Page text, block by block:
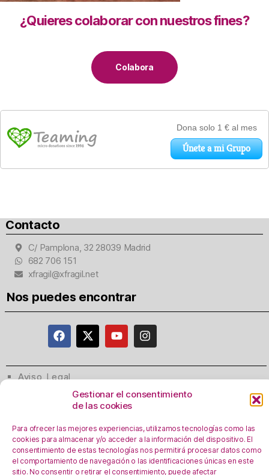
Gestionar el consentimiento
de las cookies
Para ofrecer las mejores experiencias, utilizamos tecnologías como las
cookies para almacenar y/o acceder a la información del dispositivo. El
consentimiento de estas tecnologías nos permitirá procesar datos como
el comportamiento de navegación o las identificaciones únicas en este
sitio. No consentir o retirar el consentimiento, puede afectar
¿Quieres colaborar con nuestros fines?
Colabora
Contacto
C/ Pamplona, 32 28039 Madrid
682 706 151
xfragil@xfragil.net
Nos puedes encontrar
Aviso Legal
Política de privacidad
Registro Actividades como responsables del
Política de Cookies
Personalizar Cookies